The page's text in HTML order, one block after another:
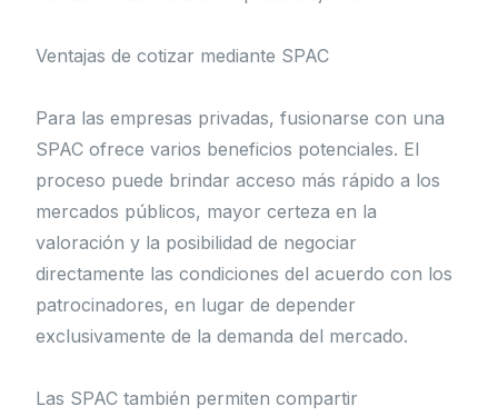
Ventajas de cotizar mediante SPAC
Para las empresas privadas, fusionarse con una
SPAC ofrece varios beneficios potenciales. El
proceso puede brindar acceso más rápido a los
mercados públicos, mayor certeza en la
valoración y la posibilidad de negociar
directamente las condiciones del acuerdo con los
patrocinadores, en lugar de depender
exclusivamente de la demanda del mercado.
Las SPAC también permiten compartir